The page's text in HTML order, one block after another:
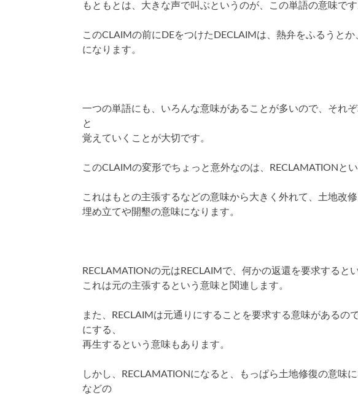
もともとは、大きな声で叫ぶというのが、この単語の意味です
このCLAIMの前にDEをつけたDECLAIMは、熱弁をふるうと
になります。
一つの単語にも、いろんな意味があることが多いので、それ
と
覚えていくことが大切です。
このCLAIMの変形でちょっと意外なのは、RECLAMATIONとい
これはもとの主張するなどの意味から大きく外れて、土地改修
埋め立てや開墾の意味になります。
RECLAMATIONの元はRECLAIMで、何かの返還を要求すると
これは元の主張するという意味と関連します。
また、RECLAIMは元通りにすることを要求する意味があるの
にする、
再生するという意味もあります。
しかし、RECLAMATIONになると、もっぱら土地修復の意味
などの